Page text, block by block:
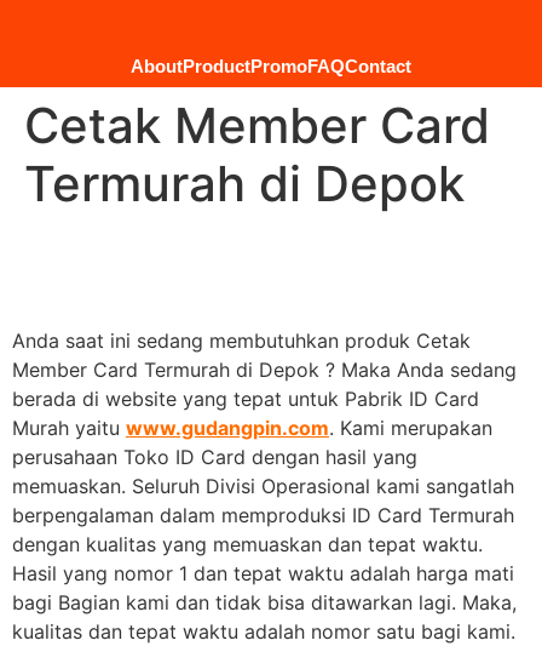
AboutProductPromoFAQContact
Cetak Member Card
Termurah di Depok
Anda saat ini sedang membutuhkan produk Cetak
Member Card Termurah di Depok ? Maka Anda sedang
berada di website yang tepat untuk Pabrik ID Card
Murah yaitu www.gudangpin.com. Kami merupakan
perusahaan Toko ID Card dengan hasil yang
memuaskan. Seluruh Divisi Operasional kami sangatlah
berpengalaman dalam memproduksi ID Card Termurah
dengan kualitas yang memuaskan dan tepat waktu.
Hasil yang nomor 1 dan tepat waktu adalah harga mati
bagi Bagian kami dan tidak bisa ditawarkan lagi. Maka,
kualitas dan tepat waktu adalah nomor satu bagi kami.